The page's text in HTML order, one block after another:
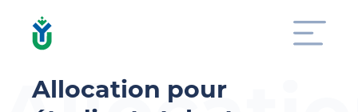
Allocation pour